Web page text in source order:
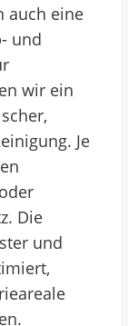
auch eine
und
wir ein
Je
Die
und